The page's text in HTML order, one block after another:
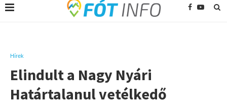
Hírek
Elindult a Nagy Nyári
Határtalanul vetélkedő